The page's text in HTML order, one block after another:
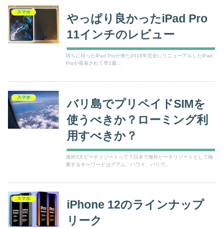
スマホ
やっぱり良かったiPad Pro
11インチのレビュー
待ちに待ったiPad Proが来た2018年完全にリニューアルしたiPad
Proが発表されて早2週...
スマホ
バリ島でプリペイドSIMを
使うべきか？ローミング利
用すべきか？
海外3大ビーチリゾートって？日本で海外ビーチリゾートとして検
索するキーワードはグアム、ハワイ、バリで...
スマホ
iPhone 12のラインナップ
リーク